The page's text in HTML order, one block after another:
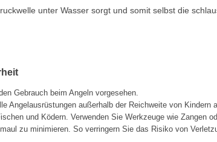
unter Wasser sorgt und somit selbst die
Gebrauch beim Angeln vorgesehen.
Angelausrüstungen außerhalb der Reichweite von Kindern
und Ködern. Verwenden Sie Werkzeuge wie Zangen
zu minimieren. So verringern Sie das Risiko von